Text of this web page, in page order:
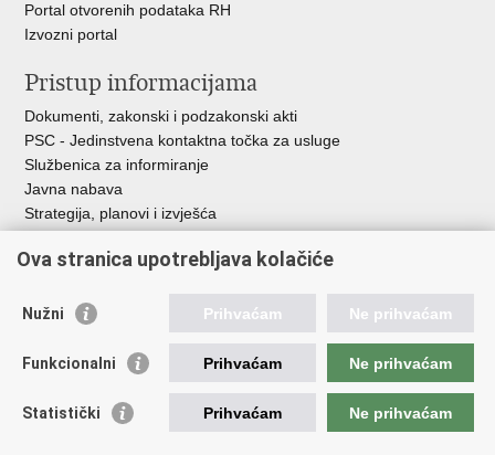
Portal otvorenih podataka RH
Izvozni portal
Pristup informacijama
Dokumenti, zakonski i podzakonski akti
PSC - Jedinstvena kontaktna točka za usluge
Službenica za informiranje
Javna nabava
Strategija, planovi i izvješća
Korisne poveznice
Vlada RH
ASOO
Ova stranica upotrebljava kolačiće
Nužni Prihvaćam Ne prihvaćam
Funkcionalni Prihvaćam Ne prihvaćam
Statistički Prihvaćam Ne prihvaćam